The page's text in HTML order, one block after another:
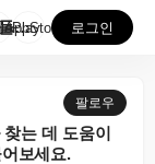
'찰란트' 데이트가 더 많은 사람들이 사랑을 찾는 데 ...
AppStore 로그인
팔로우
는 데 도움이
보세요.